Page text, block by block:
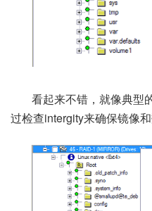
看起来不错，就像典型
过检查intergity来确保镜像和